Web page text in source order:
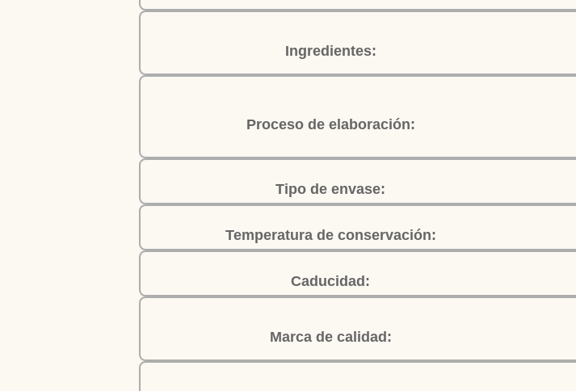
Ingredientes:
Proceso de elaboración:
Tipo de envase:
Temperatura de conservación:
Caducidad:
Marca de calidad: